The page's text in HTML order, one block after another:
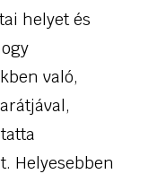
helyet és
való,
Helyesebben